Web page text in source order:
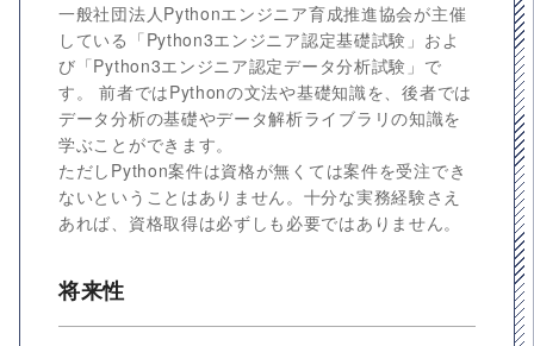
一般社団法人Pythonエンジニア育成推進協会が主催
している「Python3エンジニア認定基礎試験」およ
び「Python3エンジニア認定データ分析試験」で
す。 前者ではPythonの文法や基礎知識を、後者では
データ分析の基礎やデータ解析ライブラリの知識を
学ぶことができます。
ただしPython案件は資格が無くては案件を受注でき
ないということはありません。十分な実務経験さえ
あれば、資格取得は必ずしも必要ではありません。
将来性